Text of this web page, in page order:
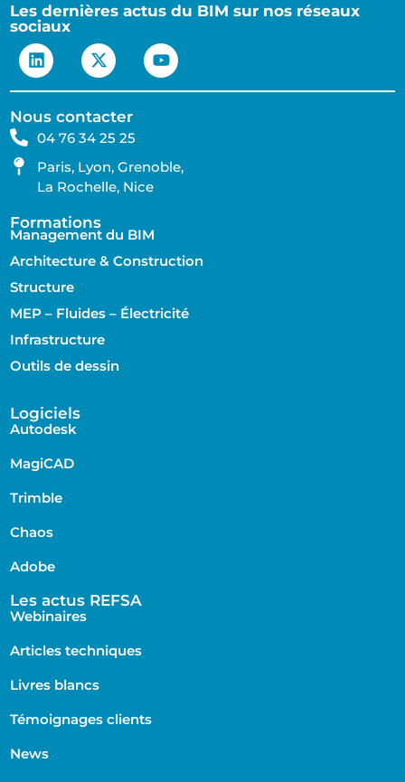
Les dernières actus du BIM sur nos réseaux
sociaux
Nous contacter
04 76 34 25 25
Paris, Lyon, Grenoble,
La Rochelle, Nice
Formations
Management du BIM
Architecture & Construction
Structure
MEP – Fluides – Électricité
Infrastructure
Outils de dessin
Logiciels
Autodesk
MagiCAD
Trimble
Chaos
Adobe
Les actus REFSA
Webinaires
Articles techniques
Livres blancs
Témoignages clients
News